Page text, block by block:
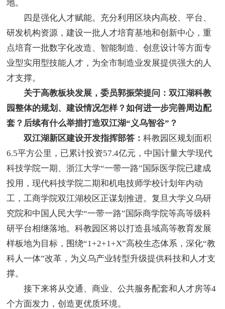
地。
四是强化人才赋能。充分利用区块内高校、平台、
研发机构资源，建设一批人才培育基地和创新中心，重
点培育一批数字化改造、智能制造、创意设计等方面专
业型实用型技能人才，为全市制造业发展提供强大的人
才支撑。
关于高教板块发展，委员郭振荣提问：双江湖科教
园整体的规划、建设情况怎样？如何进一步完善周边配
套？后续有什么举措打造双江湖“义乌智谷”？
双江湖新区建设开发指挥部答：科教园区规划面积
6.5平方公里，已累计投资57.4亿元，中国计量大学现代
科技学院一期、浙江大学“一带一路”国际医学院已建成
投用，现代科技学院二期和机电技师学校计划年内动
工，工商学院双江湖校区正谋划推进。复旦大学义乌研
究院和中国人民大学“一带一路”国际商学院等高等级科
研平台相继落地。科教园区将以打造县域高等教育发展
样板地为目标，围绕“1+2+1+X”高校生态体系，深化“教
科人一体”改革，为义乌产业转型升级提供科技和人才支
撑。
接下来将从交通、商业、公共服务配套和人才房等4
个方面发力，创造更优质环境。